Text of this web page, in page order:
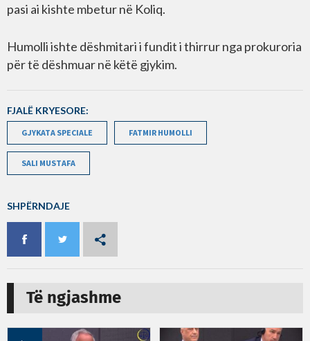
pasi ai kishte mbetur në Koliq.
Humolli ishte dëshmitari i fundit i thirrur nga prokuroria
për të dëshmuar në këtë gjykim.
FJALË KRYESORE:
GJYKATA SPECIALE FATMIR HUMOLLI
SALI MUSTAFA
SHPËRNDAJE
Të ngjashme